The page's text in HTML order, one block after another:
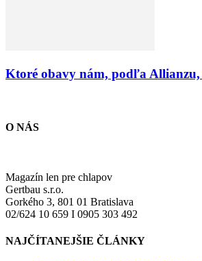
Ktoré obavy nám, podľa Allianzu,
O NÁS
Magazín len pre chlapov
Gertbau s.r.o.
Gorkého 3, 801 01 Bratislava
02/624 10 659 I 0905 303 492
NAJČÍTANEJŠIE ČLÁNKY